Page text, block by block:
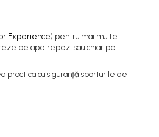
Experience) pentru mai multe
pe ape repezi sau chiar pe
practica cu siguranţă sporturile de